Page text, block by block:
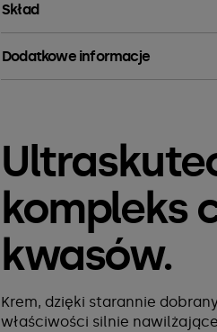
Skład
Dodatkowe informacje
kompleks
kwasów.
Krem, dzięki starannie
właściwości silnie